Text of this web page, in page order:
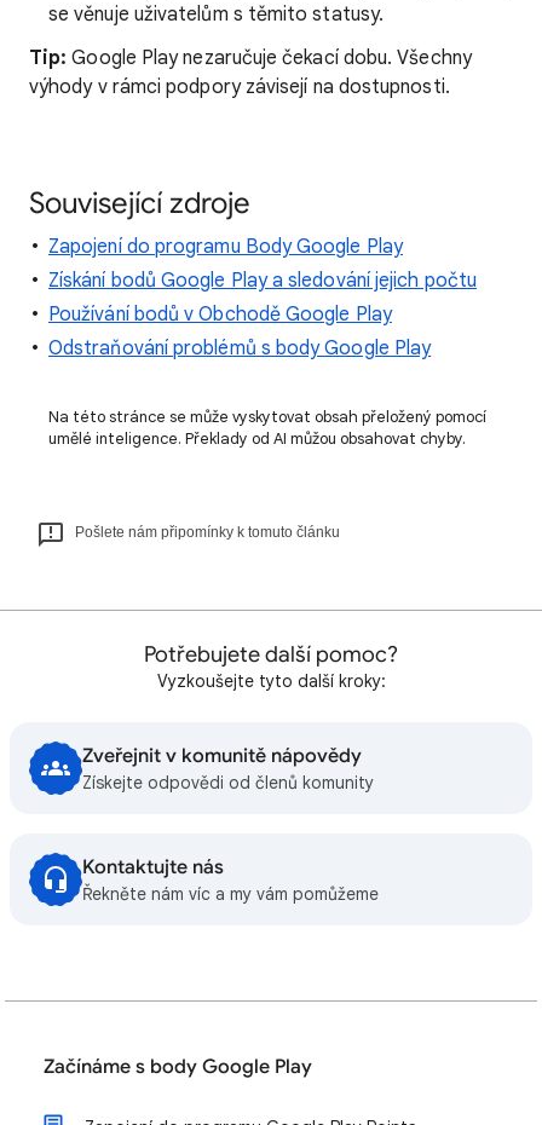
se věnuje uživatelům s těmito statusy.
Tip: Google Play nezaručuje čekací dobu. Všechny
výhody v rámci podpory závisejí na dostupnosti.
Související zdroje
Zapojení do programu Body Google Play
Získání bodů Google Play a sledování jejich počtu
Používání bodů v Obchodě Google Play
Odstraňování problémů s body Google Play
Na této stránce se může vyskytovat obsah přeložený pomocí
umělé inteligence. Překlady od AI můžou obsahovat chyby.
Pošlete nám připomínky k tomuto článku
Potřebujete další pomoc?
Vyzkoušejte tyto další kroky:
Zveřejnit v komunitě nápovědy
Získejte odpovědi od členů komunity
Kontaktujte nás
Řekněte nám víc a my vám pomůžeme
Začínáme s body Google Play